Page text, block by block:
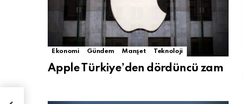
Ekonomi Gündem Manşet Teknoloji
Apple Türkiye’den dördüncü zam